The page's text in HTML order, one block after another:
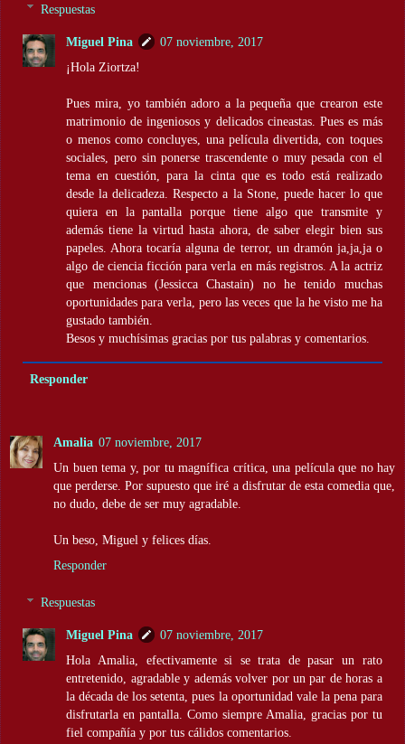
Respuestas
Miguel Pina
07 noviembre, 2017
¡Hola Ziortza!
Pues mira, yo también adoro a la pequeña que crearon este
matrimonio de ingeniosos y delicados cineastas. Pues es más
o menos como concluyes, una película divertida, con toques
sociales, pero sin ponerse trascendente o muy pesada con el
tema en cuestión, para la cinta que es todo está realizado
desde la delicadeza. Respecto a la Stone, puede hacer lo que
quiera en la pantalla porque tiene algo que transmite y
además tiene la virtud hasta ahora, de saber elegir bien sus
papeles. Ahora tocaría alguna de terror, un dramón ja,ja,ja o
algo de ciencia ficción para verla en más registros. A la actriz
que mencionas (Jessicca Chastain) no he tenido muchas
oportunidades para verla, pero las veces que la he visto me ha
gustado también.
Besos y muchísimas gracias por tus palabras y comentarios.
Responder
Amalia 07 noviembre, 2017
Un buen tema y, por tu magnífica crítica, una película que no hay
que perderse. Por supuesto que iré a disfrutar de esta comedia que,
no dudo, debe de ser muy agradable.
Un beso, Miguel y felices días.
Responder
Respuestas
Miguel Pina
07 noviembre, 2017
Hola Amalia, efectivamente si se trata de pasar un rato
entretenido, agradable y además volver por un par de horas a
la década de los setenta, pues la oportunidad vale la pena para
disfrutarla en pantalla. Como siempre Amalia, gracias por tu
fiel compañía y por tus cálidos comentarios.